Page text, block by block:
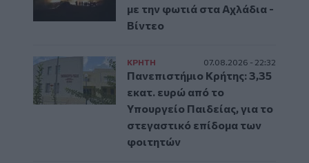
με την φωτιά στα Αχλάδια -
Βίντεο
ΚΡΗΤΗ 07.08.2026 - 22:32
Πανεπιστήμιο Κρήτης: 3,35
εκατ. ευρώ από το
Υπουργείο Παιδείας, για το
στεγαστικό επίδομα των
φοιτητών